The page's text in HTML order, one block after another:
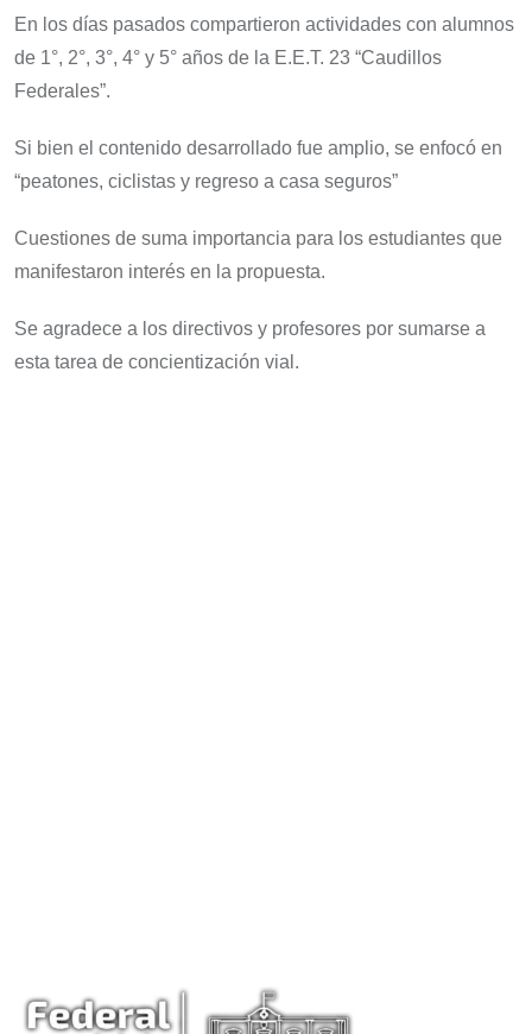
En los días pasados compartieron actividades con alumnos
de 1°, 2°, 3°, 4° y 5° años de la E.E.T. 23 “Caudillos
Federales”.
Si bien el contenido desarrollado fue amplio, se enfocó en
“peatones, ciclistas y regreso a casa seguros”
Cuestiones de suma importancia para los estudiantes que
manifestaron interés en la propuesta.
Se agradece a los directivos y profesores por sumarse a
esta tarea de concientización vial.